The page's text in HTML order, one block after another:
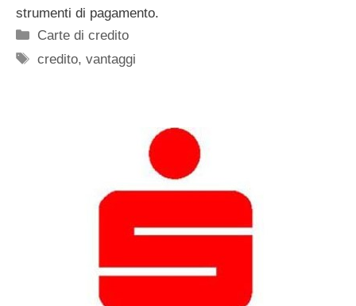
strumenti di pagamento.
Categorie
Carte di credito
Tag
credito,vantaggi